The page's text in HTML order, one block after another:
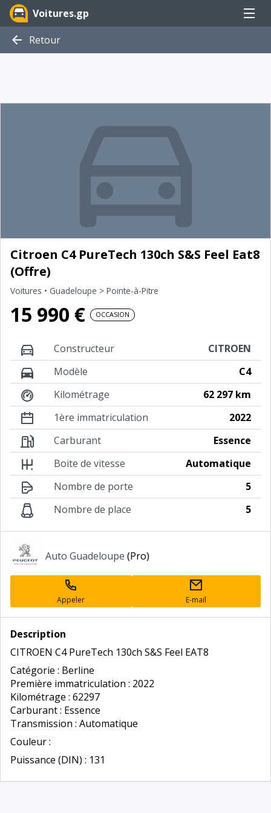
Voitures.gp Menu
Retour
Citroen C4 PureTech 130ch S&S Feel Eat8
(Offre)
Voitures • Guadeloupe > Pointe-à-Pitre
15 990 € OCCASION
Constructeur
CITROEN
Modèle
C4
Kilométrage
62 297 km
1ère immatriculation
2022
Carburant
Essence
Boite de vitesse
Automatique
Nombre de porte
5
Nombre de place
5
Annonceur
professionnelAuto Guadeloupe (Pro)
Appeler E-mail
Description
CITROEN C4 PureTech 130ch S&S Feel EAT8
Catégorie : Berline
Première immatriculation : 2022
Kilométrage : 62297
Carburant : Essence
Transmission : Automatique
Couleur :
Puissance (DIN) : 131